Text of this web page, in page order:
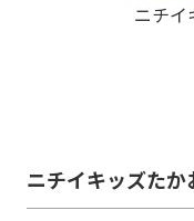
ニチイ
ニチイキッズたか